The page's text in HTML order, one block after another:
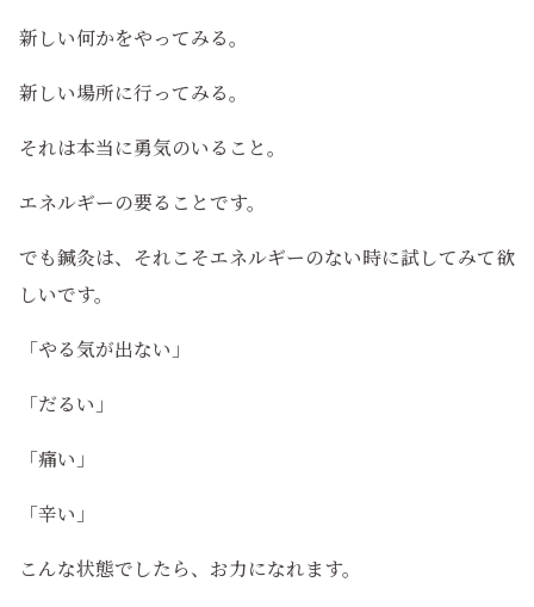
新しい何かをやってみる。
新しい場所に行ってみる。
それは本当に勇気のいること。
エネルギーの要ることです。
でも鍼灸は、それこそエネルギーのない時に試してみて欲
しいです。
「やる気が出ない」
「だるい」
「痛い」
「辛い」
こんな状態でしたら、お力になれます。